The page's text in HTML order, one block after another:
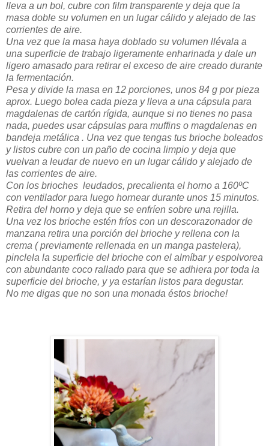
lleva a un bol, cubre con film transparente y deja que la
masa doble su volumen en un lugar cálido y alejado de las
corrientes de aire.
Una vez que la masa haya doblado su volumen llévala a
una superficie de trabajo ligeramente enharinada y dale un
ligero amasado para retirar el exceso de aire creado durante
la fermentación.
Pesa y divide la masa en 12 porciones, unos 84 g por pieza
aprox. Luego bolea cada pieza y lleva a una cápsula para
magdalenas de cartón rígida, aunque si no tienes no pasa
nada, puedes usar cápsulas para muffins o magdalenas en
bandeja metálica . Una vez que tengas tus brioche boleados
y listos cubre con un paño de cocina limpio y deja que
vuelvan a leudar de nuevo en un lugar cálido y alejado de
las corrientes de aire.
Con los brioches leudados, precalienta el horno a 160ºC
con ventilador para luego hornear durante unos 15 minutos.
Retira del horno y deja que se enfríen sobre una rejilla.
Una vez los brioche estén fríos con un descorazonador de
manzana retira una porción del brioche y rellena con la
crema ( previamente rellenada en un manga pastelera),
pinclela la superficie del brioche con el almíbar y espolvorea
con abundante coco rallado para que se adhiera por toda la
superficie del brioche, y ya estarían listos para degustar.
No me digas que no son una monada éstos brioche!